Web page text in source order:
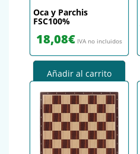
Oca y Parchis
FSC100%
18,08€ IVA no incluidos
Añadir al carrito